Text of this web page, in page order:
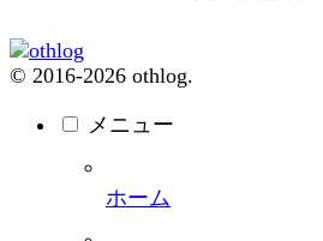
© 2016-2026 othlog.
メニュー
ホーム